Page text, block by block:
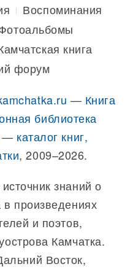
Воспоминания
книга
форум
— Книга
библиотека
— каталог книг,
, 2009–2026.
знаний о
в произведениях
и поэтов,
Камчатка.
Восток,